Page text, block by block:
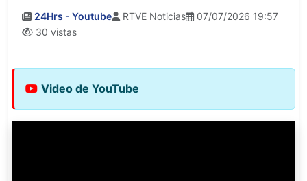
24Hrs - Youtube RTVE Noticias
07/07/2026 19:57
30 vistas
Video de YouTube